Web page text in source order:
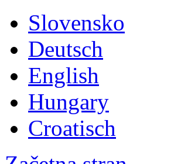
Slovensko
Deutsch
English
Hungary
Croatisch